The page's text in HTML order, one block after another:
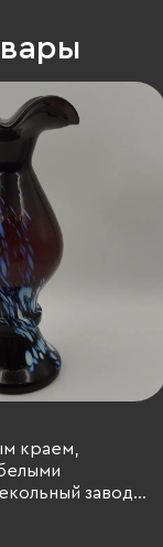
краем,
завод
1970-1980 гг.